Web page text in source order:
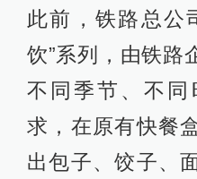
此前，铁路总公
饮”系列，由铁路
不同季节、不
求，在原有快餐
出包子、饺子、